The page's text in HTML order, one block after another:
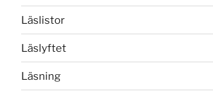
Läslistor
Läslyftet
Läsning